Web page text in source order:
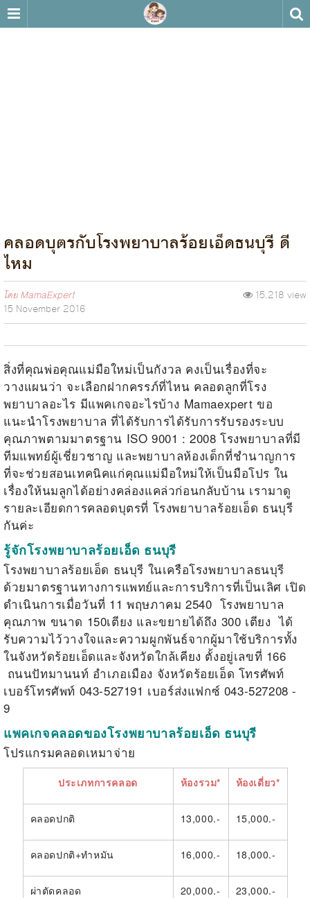
คลอดบุตรกับโรงพยาบาลร้อยเอ็ดธนบุรี ดี
ไหม
โดยMamaExpert
15 November 2016
15,218 view
สิ่งที่คุณพ่อคุณแม่มือใหม่เป็นกังวล คงเป็นเรื่องที่จะ
วางแผนว่า จะเลือกฝากครรภ์ที่ไหน คลอดลูกที่โรง
พยาบาลอะไร มีแพคเกจอะไรบ้าง Mamaexpertขอ
แนะนำโรงพยาบาล ที่ได้รับการได้รับการรับรองระบบ
คุณภาพตามมาตรฐาน ISO 9001 : 2008โรงพยาบาลที่มี
ทีมแพทย์ผู้เชี่ยวชาญ และพยาบาลห้องเด็กที่ชำนาญการ
ที่จะช่วยสอนเทคนิคแก่คุณแม่มือใหม่ให้เป็นมือโปร ใน
เรื่องให้นมลูกได้อย่างคล่องแคล่วก่อนกลับบ้าน เรามาดู
รายละเอียดการคลอดบุตรที่ โรงพยาบาลร้อยเอ็ด ธนบุรี
กันค่ะ
รู้จักโรงพยาบาลร้อยเอ็ด ธนบุรี
โรงพยาบาลร้อยเอ็ด ธนบุรี ในเครือโรงพยาบาลธนบุรี
ด้วยมาตรฐานทางการแพทย์และการบริการที่เป็นเลิศ เปิด
ดำเนินการเมื่อวันที่ 11พฤษภาคม2540 โรงพยาบาล
คุณภาพ ขนาด 150เตียง และขยายได้ถึง 300 เตียง ได้
รับความไว้วางใจและความผูกพันธ์จากผู้มาใช้บริการทั้ง
ในจังหวัดร้อยเอ็ดและจังหวัดใกล้เคียง ตั้งอยู่เลขที่ 166
ถนนปัทมานนท์ อำเภอเมือง จังหวัดร้อยเอ็ด โทรศัพท์
เบอร์โทรศัพท์ 043-527191 เบอร์ส่งแฟกซ์ 043-527208 -
9
แพคเกจคลอดของโรงพยาบาลร้อยเอ็ด ธนบุรี
โปรแกรมคลอดเหมาจ่าย
ประเภทการคลอด ห้องรวม* ห้องเดี่ยว*
คลอดปกติ 13,000.- 15,000.-
คลอดปกติ+ทำหมัน 16,000.- 18,000.-
ผ่าตัดคลอด 20,000.- 23,000.-